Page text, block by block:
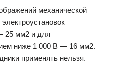
механической
25 мм2 и для
ниже 1 000 В — 16 мм2.
применять нельзя.